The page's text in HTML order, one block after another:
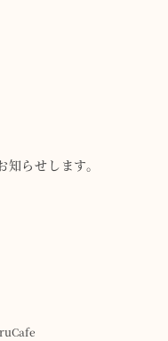
らせします。